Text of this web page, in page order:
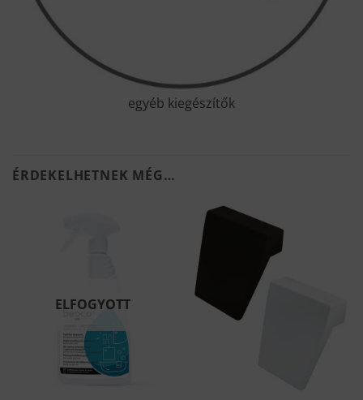
egyéb kiegészítők
ÉRDEKELHETNEK MÉG…
ELFOGYOTT